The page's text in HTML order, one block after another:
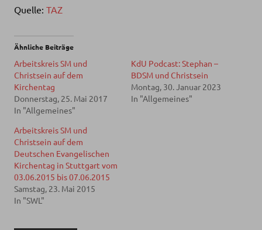
Quelle: TAZ
Ähnliche Beiträge
Arbeitskreis SM und
Christsein auf dem
Kirchentag
Donnerstag, 25. Mai 2017
In "Allgemeines"
KdU Podcast: Stephan –
BDSM und Christsein
Montag, 30. Januar 2023
In "Allgemeines"
Arbeitskreis SM und
Christsein auf dem
Deutschen Evangelischen
Kirchentag in Stuttgart vom
03.06.2015 bis 07.06.2015
Samstag, 23. Mai 2015
In "SWL"